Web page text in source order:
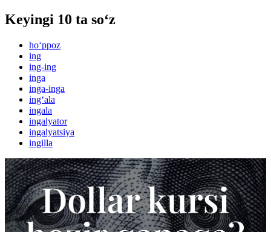
Keyingi 10 ta so‘z
ho‘ppoz
ing
ing-ing
inga
inga-inga
ing‘ala
ingala
ingalyator
ingalyatsiya
ingilla